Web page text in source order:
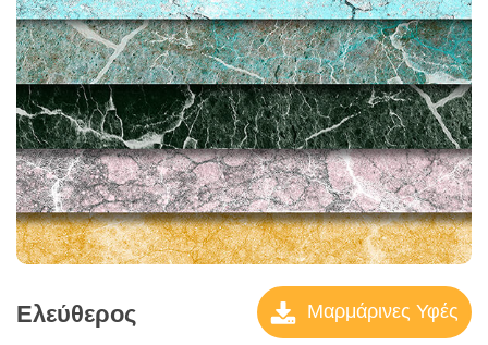
Ελεύθερος Μαρμάρινες Υφές